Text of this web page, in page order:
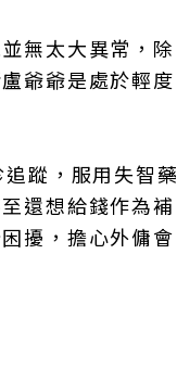
無太大異常，除
爺爺是處於輕度
蹤，服用失智藥
還想給錢作為補
擾，擔心外傭會